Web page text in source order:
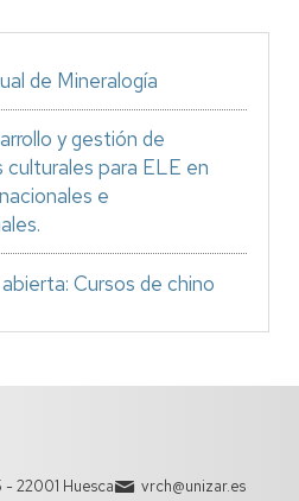
de Mineralogía
y gestión de
para ELE en
e
Cursos de chino
22001 Huesca
vrch@unizar.es